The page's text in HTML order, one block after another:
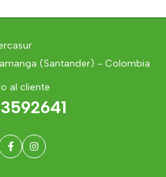
(Santander) - Colombia
al cliente